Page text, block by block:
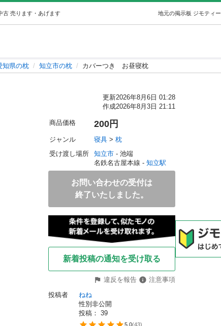
古 売ります・あげます 地元の掲示板 ジモティー
知県の枕 知立市の枕 カバーつき お昼寝枕
更新2026年8月6日 01:28
作成2026年8月3日 21:11
商品価格 200円
ジャンル 寝具 > 枕
受け渡し場所
知立市 - 池端
名鉄名古屋本線 - 知立駅
お問い合わせの受付は
終了いたしました。
新着投稿の通知を受け取る
違反を報告
注意事項
投稿者
ねね
性別非公開
投稿： 39
5.0(43)